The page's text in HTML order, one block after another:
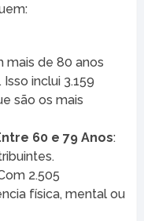
mais de 80 anos
inclui 3.159
são os mais
60 e 79 Anos:
2.505
física, mental ou